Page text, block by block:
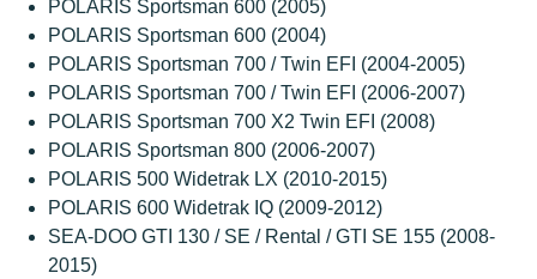
POLARIS Sportsman 600 (2005)
POLARIS Sportsman 600 (2004)
POLARIS Sportsman 700 / Twin EFI (2004-2005)
POLARIS Sportsman 700 / Twin EFI (2006-2007)
POLARIS Sportsman 700 X2 Twin EFI (2008)
POLARIS Sportsman 800 (2006-2007)
POLARIS 500 Widetrak LX (2010-2015)
POLARIS 600 Widetrak IQ (2009-2012)
SEA-DOO GTI 130 / SE / Rental / GTI SE 155 (2008-
2015)